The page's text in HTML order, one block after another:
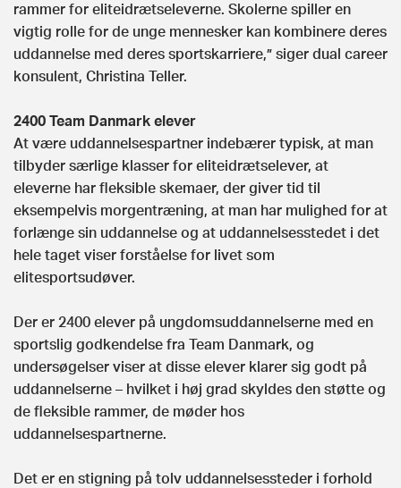
rammer for eliteidrætseleverne. Skolerne spiller en
vigtig rolle for de unge mennesker kan kombinere deres
uddannelse med deres sportskarriere,” siger dual career
konsulent, Christina Teller.
2400 Team Danmark elever
At være uddannelsespartner indebærer typisk, at man
tilbyder særlige klasser for eliteidrætselever, at
eleverne har fleksible skemaer, der giver tid til
eksempelvis morgentræning, at man har mulighed for at
forlænge sin uddannelse og at uddannelsesstedet i det
hele taget viser forståelse for livet som
elitesportsudøver.
Der er 2400 elever på ungdomsuddannelserne med en
sportslig godkendelse fra Team Danmark, og
undersøgelser viser at disse elever klarer sig godt på
uddannelserne – hvilket i høj grad skyldes den støtte og
de fleksible rammer, de møder hos
uddannelsespartnerne.
Det er en stigning på tolv uddannelsessteder i forhold